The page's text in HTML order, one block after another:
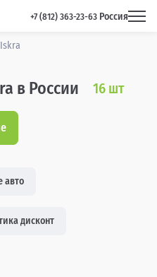
+7 (812) 363-23-63 Россия
Iskra
в России 16 шт
авто
дисконт